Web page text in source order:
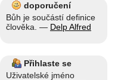
doporučení
Bůh je součástí definice
člověka. — Delp Alfred
Přihlaste se
Uživatelské jméno